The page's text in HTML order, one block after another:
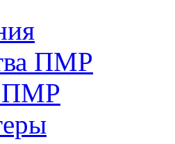
ПМР
ПМР